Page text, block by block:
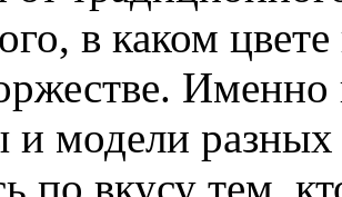
в каком
и модели разных
по вкусу тем,